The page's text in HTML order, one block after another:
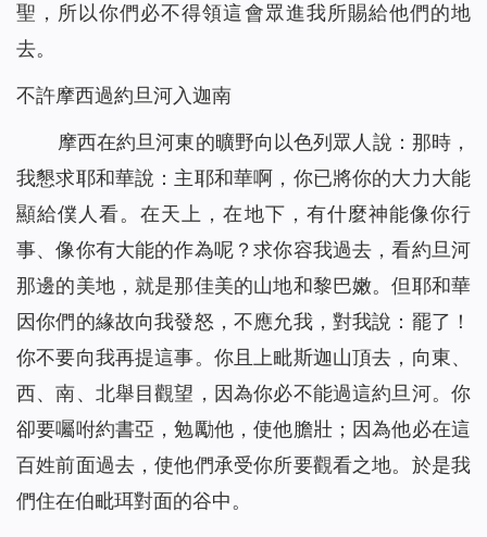
聖，所以你們必不得領這會眾進我所賜給他們的地
去。
不許摩西過約旦河入迦南
摩西在約旦河東的曠野向以色列眾人說：那時，
我懇求耶和華說：主耶和華啊，你已將你的大力大能
顯給僕人看。在天上，在地下，有什麼神能像你行
事、像你有大能的作為呢？求你容我過去，看約旦河
那邊的美地，就是那佳美的山地和黎巴嫩。但耶和華
因你們的緣故向我發怒，不應允我，對我說：罷了！
你不要向我再提這事。你且上毗斯迦山頂去，向東、
西、南、北舉目觀望，因為你必不能過這約旦河。你
卻要囑咐約書亞，勉勵他，使他膽壯；因為他必在這
百姓前面過去，使他們承受你所要觀看之地。於是我
們住在伯毗珥對面的谷中。